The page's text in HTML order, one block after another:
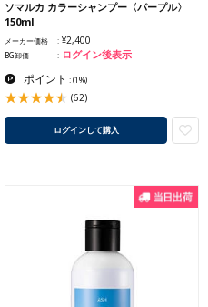
ソマルカ カラーシャンプー〈パープル〉
150ml
メーカー価格 ¥2,400
BG卸価 ログイン後表示
ポイント :(1%)
(62)
ログインして購入